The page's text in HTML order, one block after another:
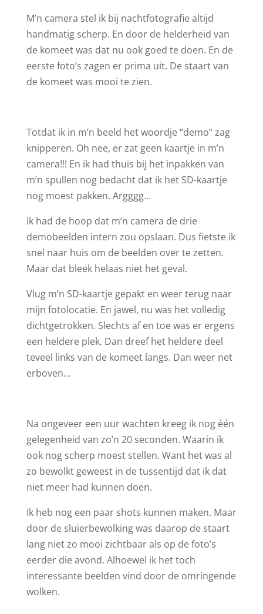
M’n camera stel ik bij nachtfotografie altijd
handmatig scherp. En door de helderheid van
de komeet was dat nu ook goed te doen. En de
eerste foto’s zagen er prima uit. De staart van
de komeet was mooi te zien.
Totdat ik in m’n beeld het woordje “demo” zag
knipperen. Oh nee, er zat geen kaartje in m’n
camera!!! En ik had thuis bij het inpakken van
m’n spullen nog bedacht dat ik het SD-kaartje
nog moest pakken. Argggg…
Ik had de hoop dat m’n camera de drie
demobeelden intern zou opslaan. Dus fietste ik
snel naar huis om de beelden over te zetten.
Maar dat bleek helaas niet het geval.
Vlug m’n SD-kaartje gepakt en weer terug naar
mijn fotolocatie. En jawel, nu was het volledig
dichtgetrokken. Slechts af en toe was er ergens
een heldere plek. Dan dreef het heldere deel
teveel links van de komeet langs. Dan weer net
erboven…
Na ongeveer een uur wachten kreeg ik nog één
gelegenheid van zo’n 20 seconden. Waarin ik
ook nog scherp moest stellen. Want het was al
zo bewolkt geweest in de tussentijd dat ik dat
niet meer had kunnen doen.
Ik heb nog een paar shots kunnen maken. Maar
door de sluierbewolking was daarop de staart
lang niet zo mooi zichtbaar als op de foto’s
eerder die avond. Alhoewel ik het toch
interessante beelden vind door de omringende
wolken.